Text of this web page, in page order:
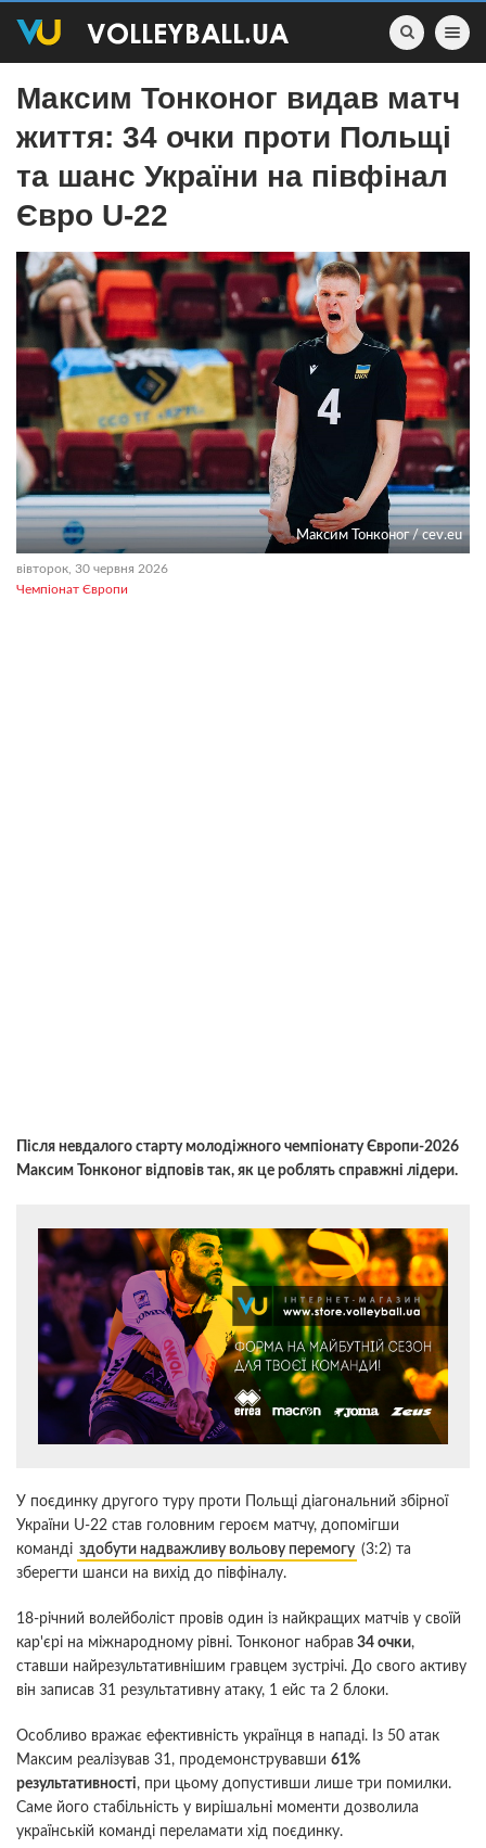
Toggle
Максим Тонконог видав матч
життя: 34 очки проти Польщі
та шанс України на півфінал
Євро U-22
Максим Тонконог / cev.eu
вівторок, 30 червня 2026
Чемпіонат Європи
Після невдалого старту молодіжного чемпіонату Європи-2026
Максим Тонконог відповів так, як це роблять справжні лідери.
У поєдинку другого туру проти Польщі діагональний збірної
України U-22 став головним героєм матчу, допомігши
команді здобути надважливу вольову перемогу (3:2) та
зберегти шанси на вихід до півфіналу.
18-річний волейболіст провів один із найкращих матчів у своїй
кар'єрі на міжнародному рівні. Тонконог набрав 34 очки,
ставши найрезультативнішим гравцем зустрічі. До свого активу
він записав 31 результативну атаку, 1 ейс та 2 блоки.
Особливо вражає ефективність українця в нападі. Із 50 атак
Максим реалізував 31, продемонструвавши 61%
результативності, при цьому допустивши лише три помилки.
Саме його стабільність у вирішальні моменти дозволила
українській команді переламати хід поєдинку.